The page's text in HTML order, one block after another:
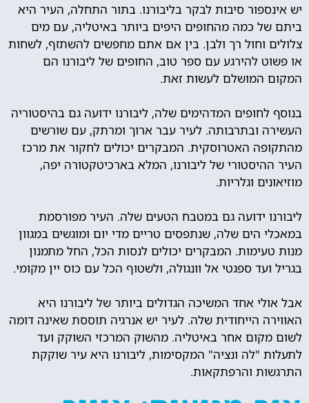
יש אינספור סיבות לבקר בליבורנו. בתור התחלה, העיר היא
ביתם של כמה מהחופים היפים ביותר באיטליה, עם מים
צלולים וחול רך ולבן. בין אם אתם מחפשים להשתזף, לשחות
או פשוט להירגע עם ספר טוב, החופים של ליבורנו הם
המקום המושלם לעשות זאת.
בנוסף לחופים המדהימים שלה, ליבורנו ידועה גם בהיסטוריה
העשירה ובתרבותה. לעיר עבר ארוך ומרתק, עם שורשים
מהתקופה האטרוסקית. המבקרים יכולים לחקור את מרכז
העיר ההיסטורי של ליבורנו, המלא בארכיטקטורה יפה,
מוזיאונים וגלריות.
ליבורנו ידועה גם במטבח הטעים שלה. העיר מפורסמת
במאכלי הים שלה, שנתפסים טריים מדי יום ומוגשים במגוון
מנות טעימות. המבקרים יכולים לנסות הכל, החל מתמנון
בגריל ועד ספגטי אל וונגולה, ולשטוף הכל עם כוס יין מקומי.
אבל אולי אחד המשיכה הגדולים ביותר של ליבורנו היא
האווירה הייחודית שלה. לעיר יש אנרגיה תוססת שאינה דומה
לשום מקום אחר באיטליה. מהשוק המרכזי השוקק ועד
לתעלות "לה ונציה" המקסימות, ליבורנו היא עיר שוקקת
התרגשות והרפתקאות.